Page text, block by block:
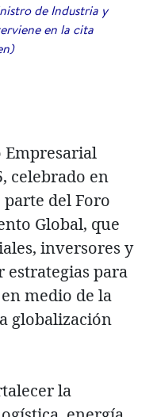
de Industria y
en la cita
Empresarial
celebrado en
del Foro
Global, que
inversores y
para
medio de la
globalización
la